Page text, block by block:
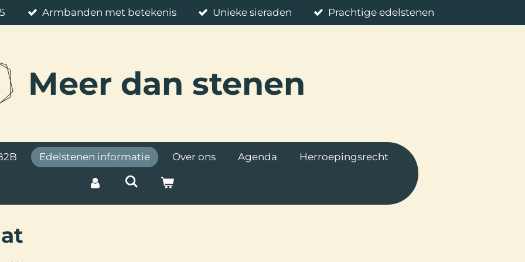
Armbanden met betekenis Unieke sieraden Prachtige edelstenen
Meer dan stenen
Edelstenen informatie Over ons Agenda Herroepingsrecht